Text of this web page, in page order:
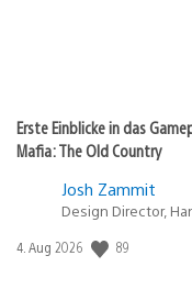
Erste Einblicke in das
Mafia: The Old Country
Josh Zammit
Design Director,
Veröffentlichungsdatum:
4. Aug 2026 89